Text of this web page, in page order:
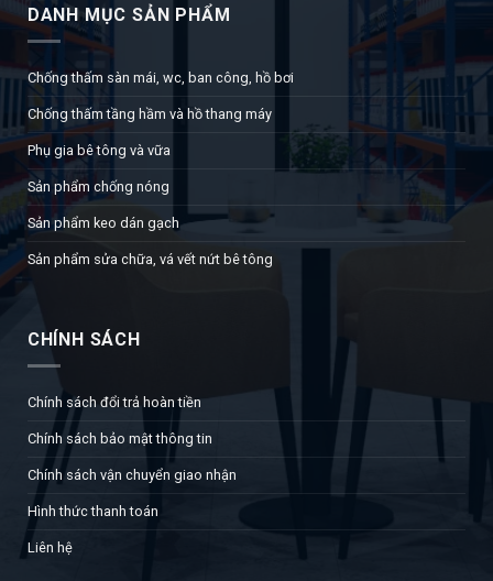
DANH MỤC SẢN PHẨM
Chống thấm sàn mái, wc, ban công, hồ bơi
Chống thấm tầng hầm và hồ thang máy
Phụ gia bê tông và vữa
Sản phẩm chống nóng
Sản phẩm keo dán gạch
Sản phẩm sửa chữa, vá vết nứt bê tông
CHÍNH SÁCH
Chính sách đổi trả hoàn tiền
Chính sách bảo mật thông tin
Chính sách vận chuyển giao nhận
Hình thức thanh toán
Liên hệ